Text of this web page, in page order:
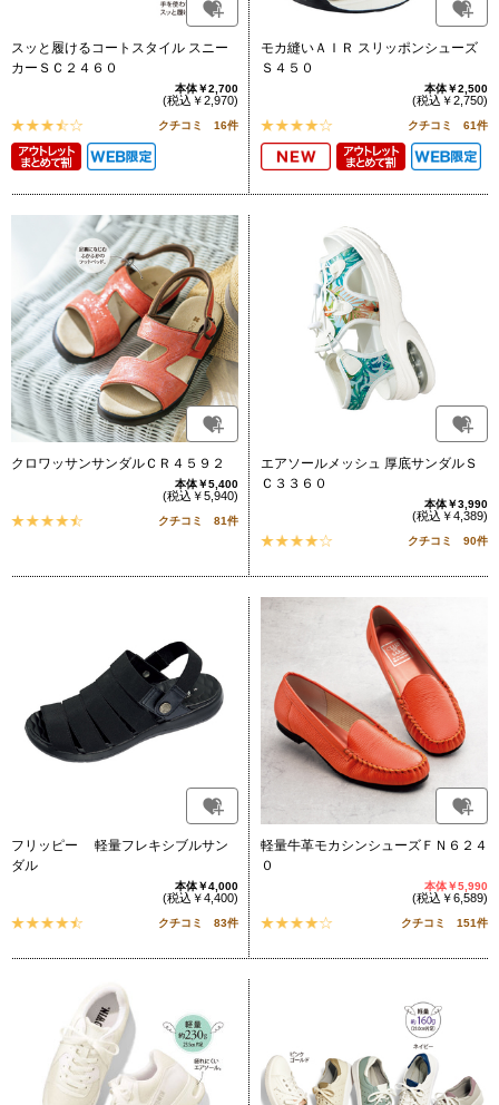
スッと履けるコートスタイル スニー
カーＳＣ２４６０
本体￥2,700
(税込￥2,970)
クチコミ 16件
モカ縫いＡＩＲ スリッポンシューズ
Ｓ４５０
本体￥2,500
(税込￥2,750)
クチコミ 61件
クロワッサンサンダルＣＲ４５９２
本体￥5,400
(税込￥5,940)
クチコミ 81件
エアソールメッシュ 厚底サンダルＳ
Ｃ３３６０
本体￥3,990
(税込￥4,389)
クチコミ 90件
フリッピー 軽量フレキシブルサン
ダル
本体￥4,000
(税込￥4,400)
クチコミ 83件
軽量牛革モカシンシューズＦＮ６２４
０
本体￥5,990
(税込￥6,589)
クチコミ 151件